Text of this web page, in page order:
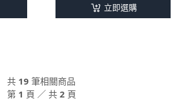
立即選購
共 19 筆相關商品
第 1 頁 ／ 共 2 頁